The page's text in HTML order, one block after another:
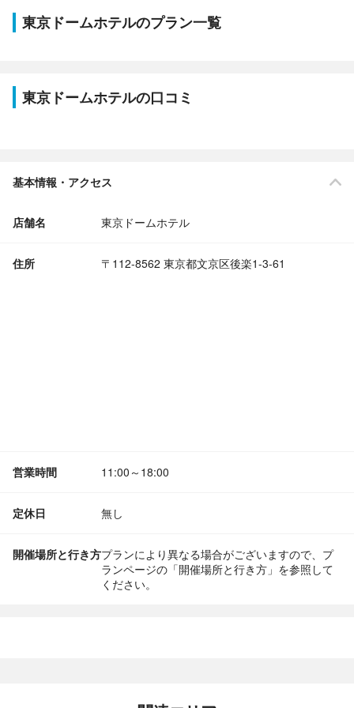
東京ドームホテルのプラン一覧
東京ドームホテルの口コミ
基本情報・アクセス
店舗名 東京ドームホテル
住所 〒112-8562 東京都文京区後楽1-3-61
営業時間 11:00～18:00
定休日 無し
開催場所と行き方プランにより異なる場合がございますので、プ
ランページの「開催場所と行き方」を参照して
ください。